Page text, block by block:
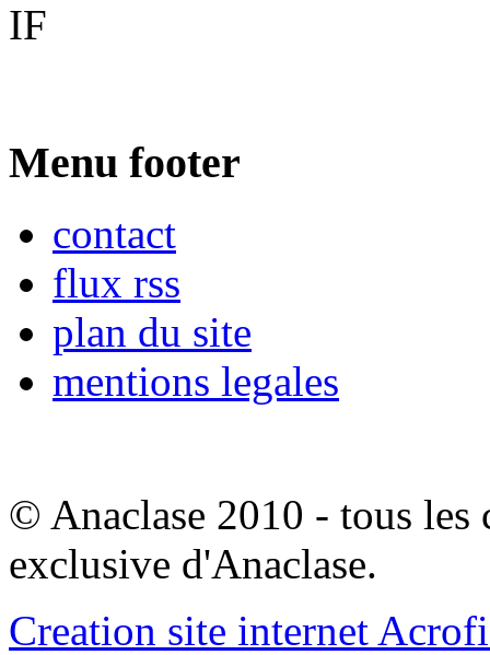
IF
Menu footer
contact
flux rss
plan du site
mentions legales
© Anaclase 2010 - tous les
exclusive d'Anaclase.
Creation site internet